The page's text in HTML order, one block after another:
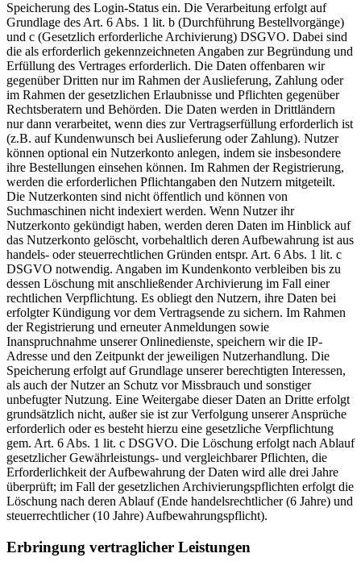
Speicherung des Login-Status ein. Die Verarbeitung erfolgt auf
Grundlage des Art. 6 Abs. 1 lit. b (Durchführung Bestellvorgänge)
und c (Gesetzlich erforderliche Archivierung) DSGVO. Dabei sind
die als erforderlich gekennzeichneten Angaben zur Begründung und
Erfüllung des Vertrages erforderlich. Die Daten offenbaren wir
gegenüber Dritten nur im Rahmen der Auslieferung, Zahlung oder
im Rahmen der gesetzlichen Erlaubnisse und Pflichten gegenüber
Rechtsberatern und Behörden. Die Daten werden in Drittländern
nur dann verarbeitet, wenn dies zur Vertragserfüllung erforderlich ist
(z.B. auf Kundenwunsch bei Auslieferung oder Zahlung). Nutzer
können optional ein Nutzerkonto anlegen, indem sie insbesondere
ihre Bestellungen einsehen können. Im Rahmen der Registrierung,
werden die erforderlichen Pflichtangaben den Nutzern mitgeteilt.
Die Nutzerkonten sind nicht öffentlich und können von
Suchmaschinen nicht indexiert werden. Wenn Nutzer ihr
Nutzerkonto gekündigt haben, werden deren Daten im Hinblick auf
das Nutzerkonto gelöscht, vorbehaltlich deren Aufbewahrung ist aus
handels- oder steuerrechtlichen Gründen entspr. Art. 6 Abs. 1 lit. c
DSGVO notwendig. Angaben im Kundenkonto verbleiben bis zu
dessen Löschung mit anschließender Archivierung im Fall einer
rechtlichen Verpflichtung. Es obliegt den Nutzern, ihre Daten bei
erfolgter Kündigung vor dem Vertragsende zu sichern. Im Rahmen
der Registrierung und erneuter Anmeldungen sowie
Inanspruchnahme unserer Onlinedienste, speichern wir die IP-
Adresse und den Zeitpunkt der jeweiligen Nutzerhandlung. Die
Speicherung erfolgt auf Grundlage unserer berechtigten Interessen,
als auch der Nutzer an Schutz vor Missbrauch und sonstiger
unbefugter Nutzung. Eine Weitergabe dieser Daten an Dritte erfolgt
grundsätzlich nicht, außer sie ist zur Verfolgung unserer Ansprüche
erforderlich oder es besteht hierzu eine gesetzliche Verpflichtung
gem. Art. 6 Abs. 1 lit. c DSGVO. Die Löschung erfolgt nach Ablauf
gesetzlicher Gewährleistungs- und vergleichbarer Pflichten, die
Erforderlichkeit der Aufbewahrung der Daten wird alle drei Jahre
überprüft; im Fall der gesetzlichen Archivierungspflichten erfolgt die
Löschung nach deren Ablauf (Ende handelsrechtlicher (6 Jahre) und
steuerrechtlicher (10 Jahre) Aufbewahrungspflicht).
Erbringung vertraglicher Leistungen